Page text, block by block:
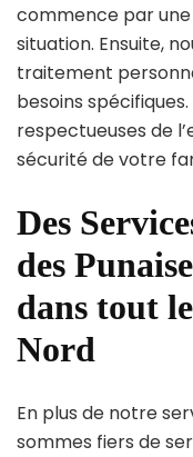
commence par
situation. Ensuite,
traitement
besoins
respectueuses de
sécurité de votre
Des
des
dans tout
Nord
En plus de notre
sommes fiers de